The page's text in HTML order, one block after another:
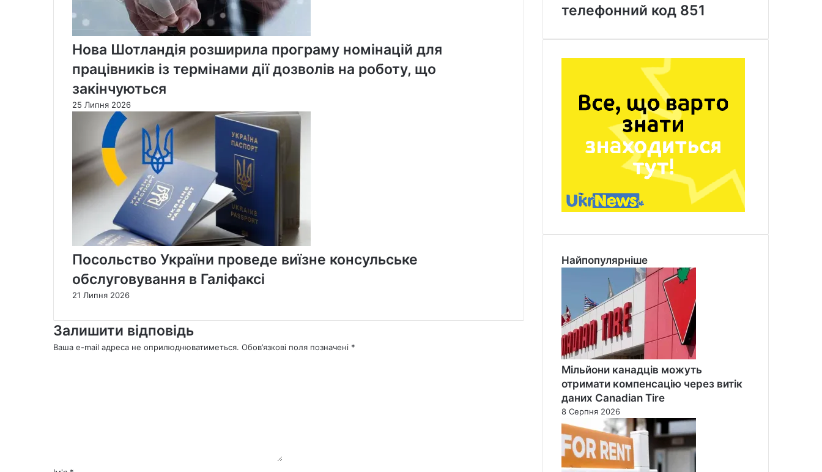
Нова Шотландія розширила програму номінацій для
працівників із термінами дії дозволів на роботу, що
закінчуються
25 Липня 2026
Посольство України проведе виїзне консульське
обслуговування в Галіфаксі
21 Липня 2026
Залишити відповідь
Ваша e-mail адреса не оприлюднюватиметься. Обов’язкові поля позначені *
*
телефонний код 851
Найпопулярніше
Мільйони канадців можуть
отримати компенсацію через витік
даних Canadian Tire
8 Серпня 2026